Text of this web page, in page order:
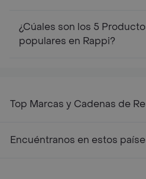
¿Cúales son los 5
populares en Rappi?
Top Marcas y Cadenas de
Encuéntranos en estos